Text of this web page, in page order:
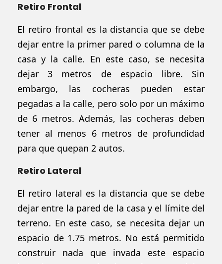
Retiro Frontal
El retiro frontal es la distancia que se debe
dejar entre la primer pared o columna de la
casa y la calle. En este caso, se necesita
dejar 3 metros de espacio libre. Sin
embargo, las cocheras pueden estar
pegadas a la calle, pero solo por un máximo
de 6 metros. Además, las cocheras deben
tener al menos 6 metros de profundidad
para que quepan 2 autos.
Retiro Lateral
El retiro lateral es la distancia que se debe
dejar entre la pared de la casa y el límite del
terreno. En este caso, se necesita dejar un
espacio de 1.75 metros. No está permitido
construir nada que invada este espacio